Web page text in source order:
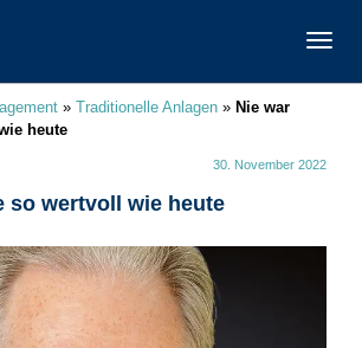
» Traditionelle Anlagen » Nie war
heute
30. November 2022
so wertvoll wie heute